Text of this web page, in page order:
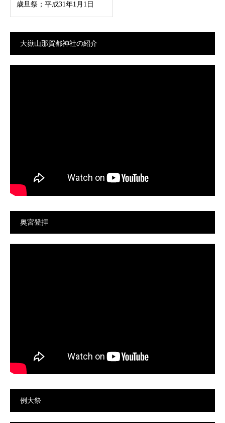
歳旦祭；平成31年1月1日
大嶽山那賀都神社の紹介
奥宮登拝
例大祭